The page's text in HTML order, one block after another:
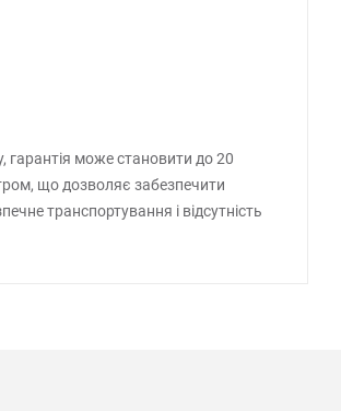
гарантія може становити до 20
що дозволяє забезпечити
транспортування і відсутність